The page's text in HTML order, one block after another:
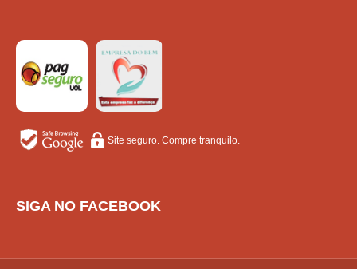
Site seguro. Compre tranquilo.
SIGA NO FACEBOOK